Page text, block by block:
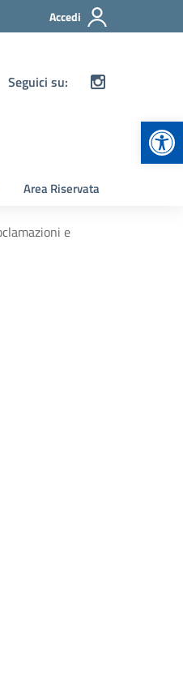
Accedi
Seguici su:
Area Riservata
e